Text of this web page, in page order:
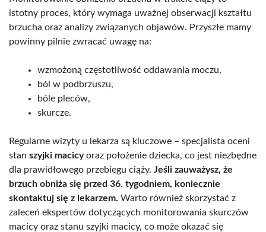
istotny proces, który wymaga uważnej obserwacji kształtu
brzucha oraz analizy związanych objawów. Przyszłe mamy
powinny pilnie zwracać uwagę na:
wzmożoną częstotliwość oddawania moczu,
ból w podbrzuszu,
bóle pleców,
skurcze.
Regularne wizyty u lekarza są kluczowe – specjalista oceni
stan szyjki macicyoraz położenie dziecka, co jest niezbędne
dla prawidłowego przebiegu ciąży. Jeśli zauważysz, że
brzuch obniża się przed 36. tygodniem, koniecznie
skontaktuj się z lekarzem. Warto również skorzystać z
zaleceń ekspertów dotyczących monitorowania skurczów
macicy oraz stanu szyjki macicy, co może okazać się